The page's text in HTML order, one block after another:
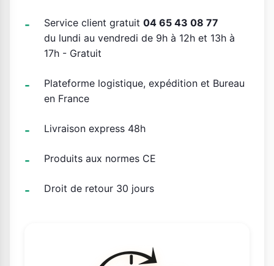
Service client gratuit 04 65 43 08 77
du lundi au vendredi de 9h à 12h et 13h à
17h - Gratuit
Plateforme logistique, expédition et Bureau
en France
Livraison express 48h
Produits aux normes CE
Droit de retour 30 jours